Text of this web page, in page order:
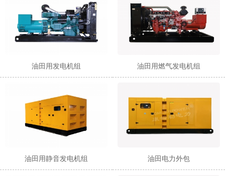
油田用发电机组 油田用燃气发电机组
油田用静音发电机组 油田电力外包